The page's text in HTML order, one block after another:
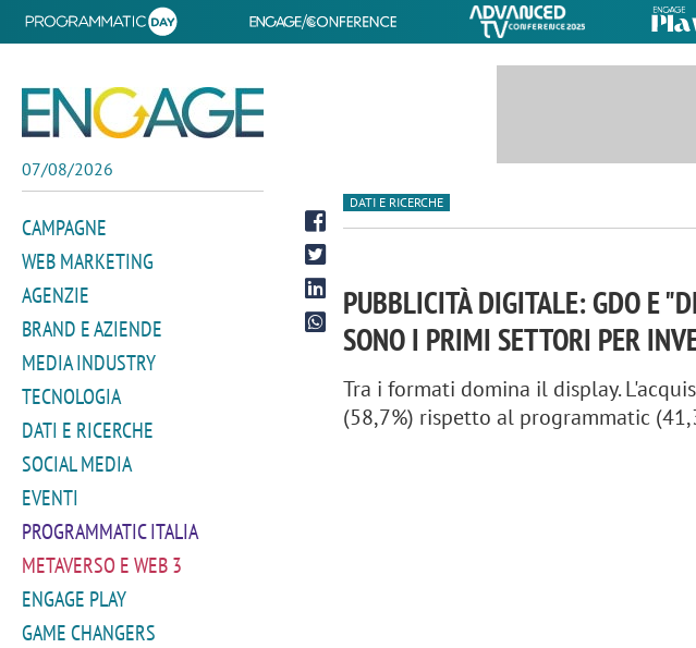
07/08/2026
CAMPAGNE
WEB MARKETING
AGENZIE
BRAND E AZIENDE
MEDIA INDUSTRY
TECNOLOGIA
DATI E RICERCHE
SOCIAL MEDIA
EVENTI
PROGRAMMATIC ITALIA
METAVERSO E WEB 3
ENGAGE PLAY
GAME CHANGERS
DATI E RICERCHE
PUBBLICITÀ DIGITALE: GDO E
SONO I PRIMI SETTORI PER
Tra i formati domina il display.
(58,7%) rispetto al programmatic